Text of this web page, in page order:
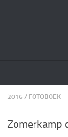
Home
Speltakken
2016 / FOTOBOEK
Zomerkamp